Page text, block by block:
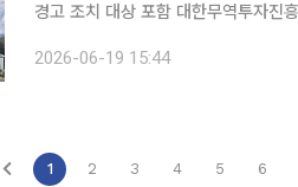
경고 조치 대상 포함 대한무역투자진흥공사(KOTRA·코트라)가 정부의 2025년도 공공기관 경영평
2026-06-19 15:44
1 2 3 4 5 6